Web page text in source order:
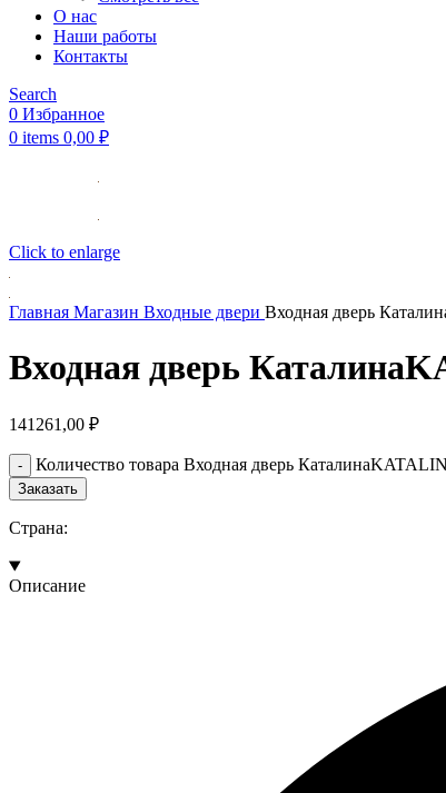
О нас
Наши работы
Контакты
Search
0 Избранное
0 items 0,00 ₽
Click to enlarge
Главная Магазин Входные двери Входная дверь
Входная дверь
141261,00 ₽
Количество товара Входная дверь
Заказать
Страна:
Описание